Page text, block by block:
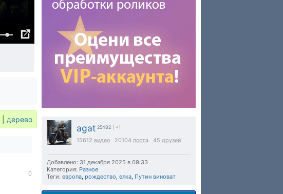
agat 25482 +1
15612 видео 20104 поста 45 друзей
Добавлено: 31 декабря 2025 в 09:33
Категория: Разное
Теги: европа, рождество, елка, Путин виноват
дерево
0